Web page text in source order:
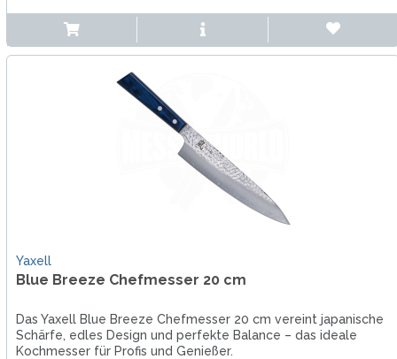
Yaxell
Blue Breeze Chefmesser 20 cm
Das Yaxell Blue Breeze Chefmesser 20 cm vereint japanische
Schärfe, edles Design und perfekte Balance – das ideale
Kochmesser für Profis und Genießer.